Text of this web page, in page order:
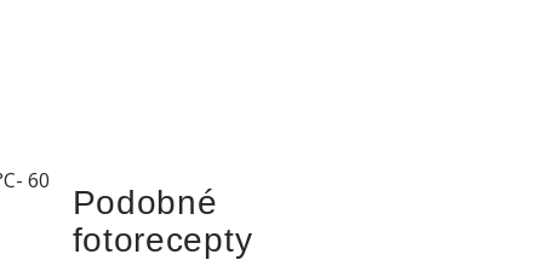
60
Podobné
fotorecepty